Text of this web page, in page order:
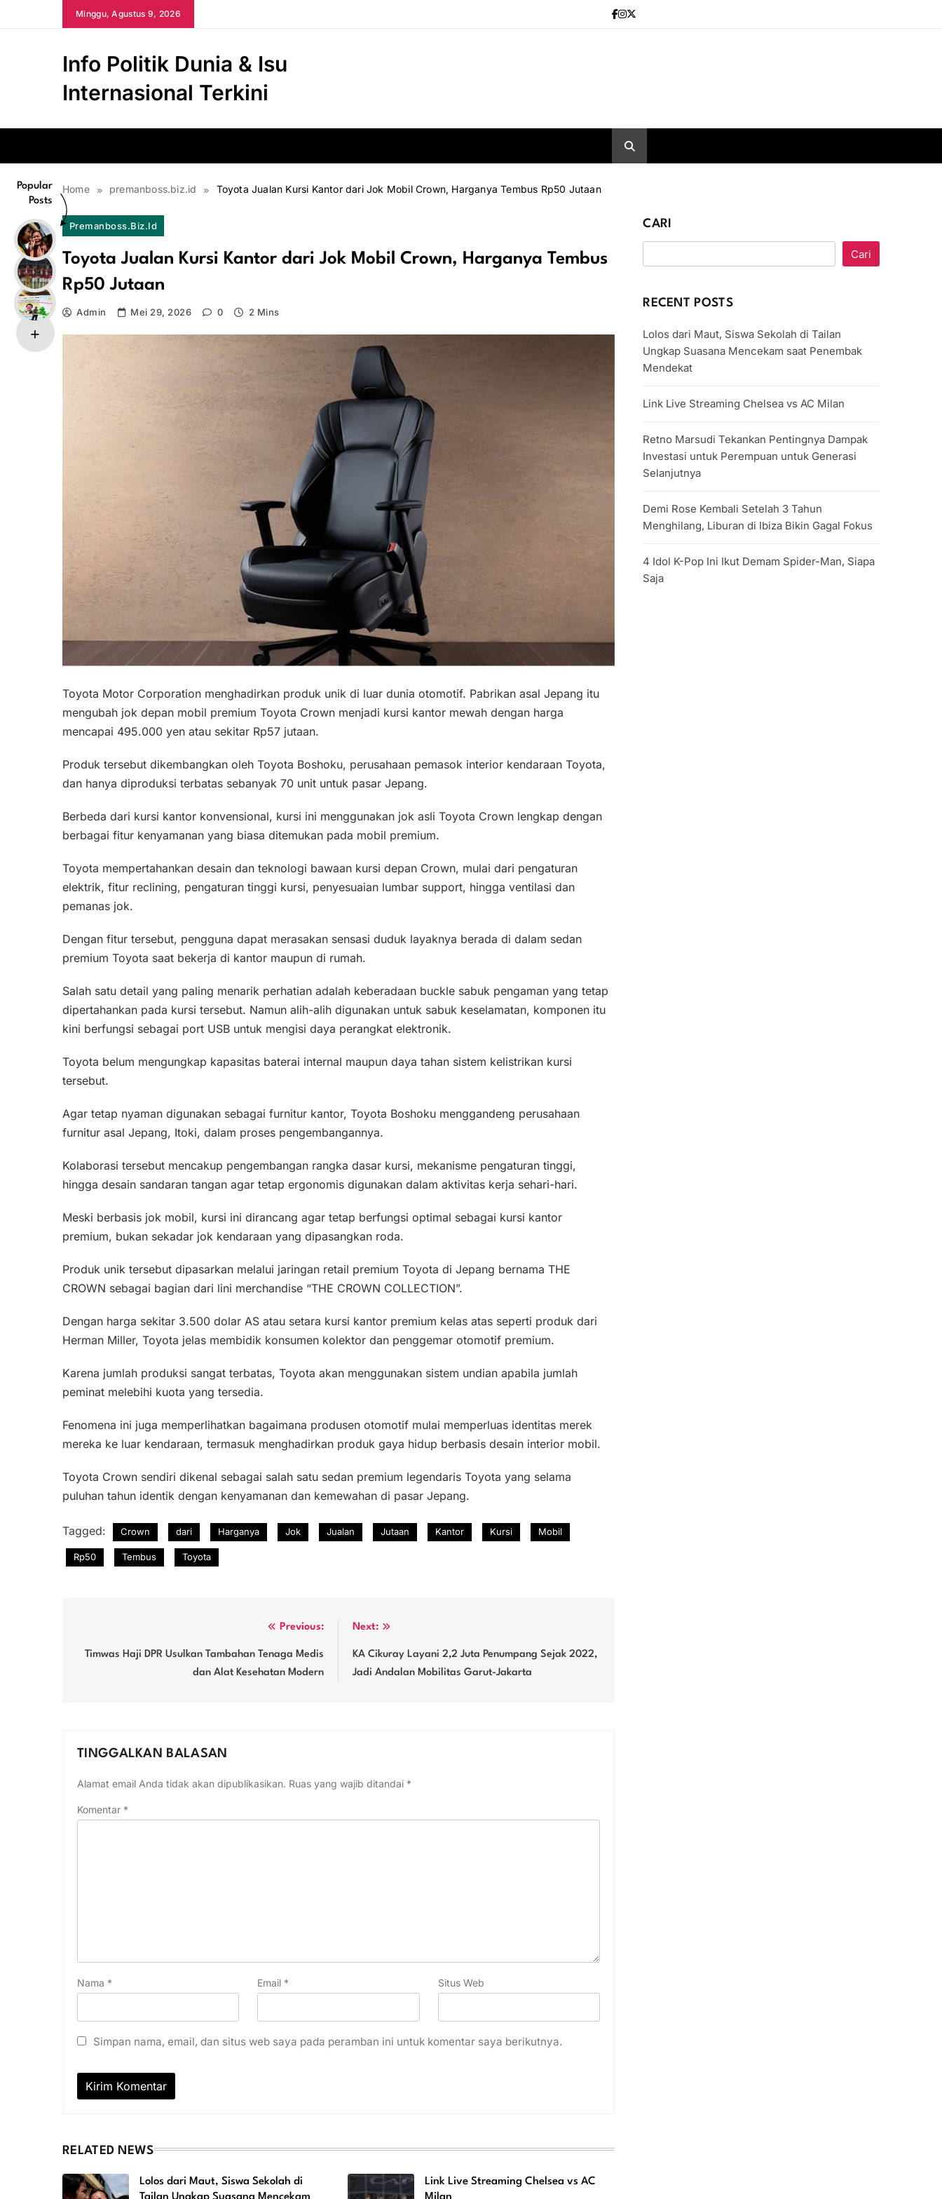
Minggu, Agustus 9, 2026
Info Politik Dunia & Isu
Internasional Terkini
Home premanboss.biz.id Toyota Jualan Kursi Kantor dari Jok Mobil Crown, Harganya Tembus Rp50 Jutaan
Popular
Posts
Premanboss.biz.id
Toyota Jualan Kursi Kantor dari Jok Mobil Crown, Harganya Tembus
Rp50 Jutaan
Admin Mei 29, 2026 0 2 Mins
Toyota Motor Corporation menghadirkan produk unik di luar dunia otomotif. Pabrikan asal Jepang itu
mengubah jok depan mobil premium Toyota Crown menjadi kursi kantor mewah dengan harga
mencapai 495.000 yen atau sekitar Rp57 jutaan.
Produk tersebut dikembangkan oleh Toyota Boshoku, perusahaan pemasok interior kendaraan Toyota,
dan hanya diproduksi terbatas sebanyak 70 unit untuk pasar Jepang.
Berbeda dari kursi kantor konvensional, kursi ini menggunakan jok asli Toyota Crown lengkap dengan
berbagai fitur kenyamanan yang biasa ditemukan pada mobil premium.
Toyota mempertahankan desain dan teknologi bawaan kursi depan Crown, mulai dari pengaturan
elektrik, fitur reclining, pengaturan tinggi kursi, penyesuaian lumbar support, hingga ventilasi dan
pemanas jok.
Dengan fitur tersebut, pengguna dapat merasakan sensasi duduk layaknya berada di dalam sedan
premium Toyota saat bekerja di kantor maupun di rumah.
Salah satu detail yang paling menarik perhatian adalah keberadaan buckle sabuk pengaman yang tetap
dipertahankan pada kursi tersebut. Namun alih-alih digunakan untuk sabuk keselamatan, komponen itu
kini berfungsi sebagai port USB untuk mengisi daya perangkat elektronik.
Toyota belum mengungkap kapasitas baterai internal maupun daya tahan sistem kelistrikan kursi
tersebut.
Agar tetap nyaman digunakan sebagai furnitur kantor, Toyota Boshoku menggandeng perusahaan
furnitur asal Jepang, Itoki, dalam proses pengembangannya.
Kolaborasi tersebut mencakup pengembangan rangka dasar kursi, mekanisme pengaturan tinggi,
hingga desain sandaran tangan agar tetap ergonomis digunakan dalam aktivitas kerja sehari-hari.
Meski berbasis jok mobil, kursi ini dirancang agar tetap berfungsi optimal sebagai kursi kantor
premium, bukan sekadar jok kendaraan yang dipasangkan roda.
Produk unik tersebut dipasarkan melalui jaringan retail premium Toyota di Jepang bernama THE
CROWN sebagai bagian dari lini merchandise “THE CROWN COLLECTION”.
Dengan harga sekitar 3.500 dolar AS atau setara kursi kantor premium kelas atas seperti produk dari
Herman Miller, Toyota jelas membidik konsumen kolektor dan penggemar otomotif premium.
Karena jumlah produksi sangat terbatas, Toyota akan menggunakan sistem undian apabila jumlah
peminat melebihi kuota yang tersedia.
Fenomena ini juga memperlihatkan bagaimana produsen otomotif mulai memperluas identitas merek
mereka ke luar kendaraan, termasuk menghadirkan produk gaya hidup berbasis desain interior mobil.
Toyota Crown sendiri dikenal sebagai salah satu sedan premium legendaris Toyota yang selama
puluhan tahun identik dengan kenyamanan dan kemewahan di pasar Jepang.
Tagged: Crown dari Harganya Jok Jualan Jutaan Kantor Kursi Mobil
Rp50 Tembus Toyota
pos
Previous:
Timwas Haji DPR Usulkan Tambahan Tenaga Medis
dan Alat Kesehatan Modern
Next:
KA Cikuray Layani 2,2 Juta Penumpang Sejak 2022,
Jadi Andalan Mobilitas Garut-Jakarta
TINGGALKAN BALASAN
Alamat email Anda tidak akan dipublikasikan. Ruas yang wajib ditandai *
Komentar *
Nama * Email * Situs Web
Simpan nama, email, dan situs web saya pada peramban ini untuk komentar saya berikutnya.
RELATED NEWS
Lolos dari Maut, Siswa Sekolah di
Link Live Streaming Chelsea vs AC
CARI
Cari
RECENT POSTS
Lolos dari Maut, Siswa Sekolah di Tailan
Ungkap Suasana Mencekam saat Penembak
Mendekat
Link Live Streaming Chelsea vs AC Milan
Retno Marsudi Tekankan Pentingnya Dampak
Investasi untuk Perempuan untuk Generasi
Selanjutnya
Demi Rose Kembali Setelah 3 Tahun
Menghilang, Liburan di Ibiza Bikin Gagal Fokus
4 Idol K-Pop Ini Ikut Demam Spider-Man, Siapa
Saja